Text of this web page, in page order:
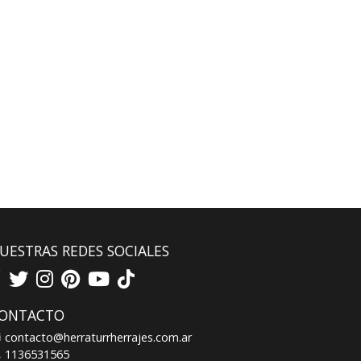
REDES SOCIALES
contacto@herraturrherrajes.com.ar
1136531565